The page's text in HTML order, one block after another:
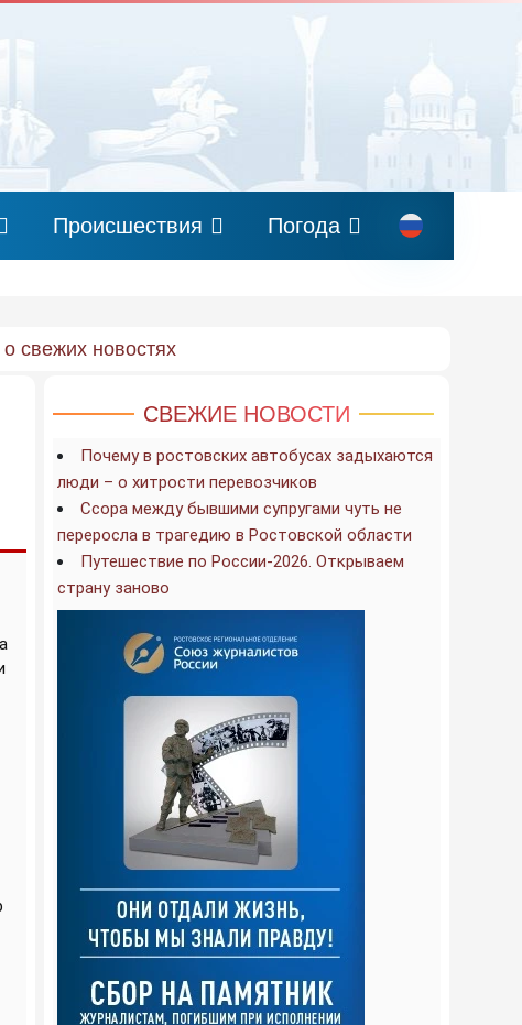
Происшествия Погода
свежих новостях
СВЕЖИЕ НОВОСТИ
Почему в ростовских автобусах задыхаются
люди – о хитрости перевозчиков
Ссора между бывшими супругами чуть не
переросла в трагедию в Ростовской области
Путешествие по России-2026. Открываем
страну заново